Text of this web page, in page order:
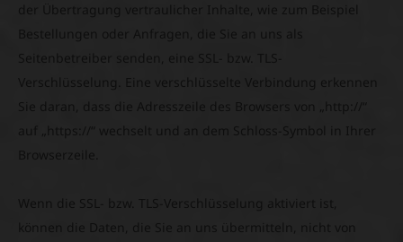
der Übertragung vertraulicher Inhalte, wie zum Beispiel
Bestellungen oder Anfragen, die Sie an uns als
Seitenbetreiber senden, eine SSL- bzw. TLS-
Verschlüsselung. Eine verschlüsselte Verbindung erkennen
Sie daran, dass die Adresszeile des Browsers von „http://“
auf „https://“ wechselt und an dem Schloss-Symbol in Ihrer
Browserzeile.
Wenn die SSL- bzw. TLS-Verschlüsselung aktiviert ist,
können die Daten, die Sie an uns übermitteln, nicht von